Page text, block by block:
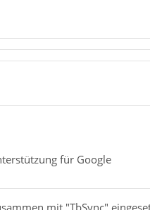
für Google
mit "TbSync"